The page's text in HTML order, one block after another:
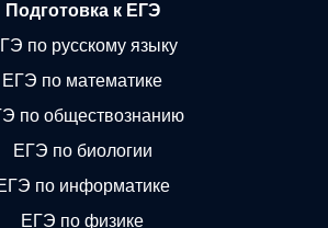
Подготовка к ЕГЭ
по русскому языку
ЕГЭ по математике
по обществознанию
ЕГЭ по биологии
по информатике
ЕГЭ по физике